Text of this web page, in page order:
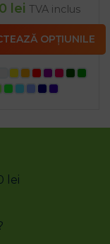
lei TVA inclus
OPȚIUNILE
lei